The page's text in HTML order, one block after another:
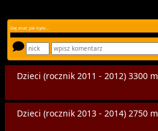
Daj znać jak było...
Dzieci (rocznik 2011 - 2012) 3300 m
Dzieci (rocznik 2013 - 2014) 2750 m